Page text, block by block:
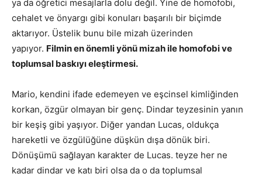
ya da öğretici mesajlarla dolu değil. Yine de homofobi,
cehalet ve önyargı gibi konuları başarılı bir biçimde
aktarıyor. Üstelik bunu bile mizah üzerinden
yapıyor. Filmin en önemli yönü mizah ile homofobi ve
toplumsal baskıyı eleştirmesi.
Mario, kendini ifade edemeyen ve eşcinsel kimliğinden
korkan, özgür olmayan bir genç. Dindar teyzesinin yanın
bir keşiş gibi yaşıyor. Diğer yandan Lucas, oldukça
hareketli ve özgülüğüne düşkün dışa dönük biri.
Dönüşümü sağlayan karakter de Lucas. teyze her ne
kadar dindar ve katı biri olsa da o da toplumsal